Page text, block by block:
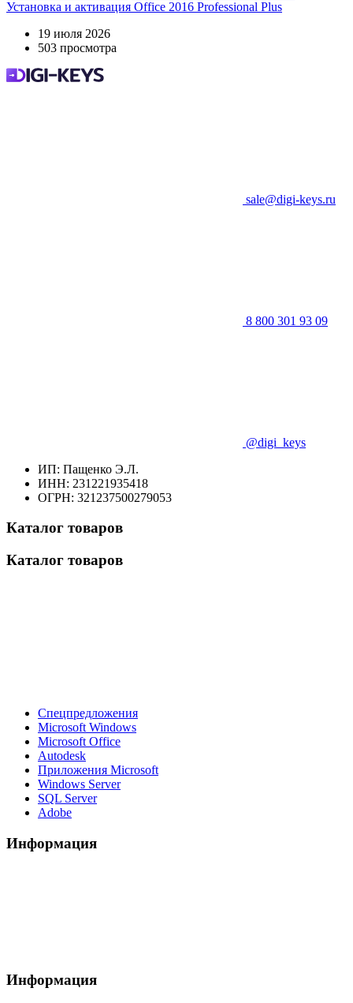
Установка и активация Office 2016 Professional Plus
19 июля 2026
503 просмотра
sale@digi-keys.ru
8 800 301 93 09
@digi_keys
ИП: Пащенко Э.Л.
ИНН: 231221935418
ОГРН: 321237500279053
Каталог товаров
Каталог товаров
Спецпредложения
Microsoft Windows
Microsoft Office
Autodesk
Приложения Microsoft
Windows Server
SQL Server
Adobe
Информация
Информация